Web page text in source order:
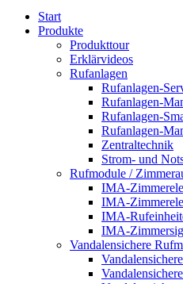
Start
Produkte
Produkttour
Erklärvideos
Rufanlagen
Rufanlagen-
Rufanlagen-
Rufanlagen-
Rufanlagen-
Zentraltechnik
Strom- und
Rufmodule /
IMA-
IMA-
IMA-
IMA-
Vandalensichere